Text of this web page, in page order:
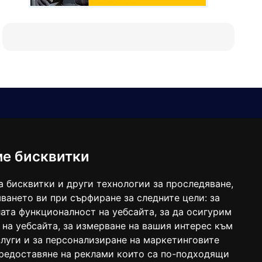
бисквитки
бисквитки и други технологии за проследяване,
ви при сърфиране за следните цели: за
функционалност на уебсайта, за да осигурим
уебсайта, за измерване на вашия интерес към
и за персонализиране на маркетинговите
на реклами които са по-подходящи
balgarkanews@gmail.com